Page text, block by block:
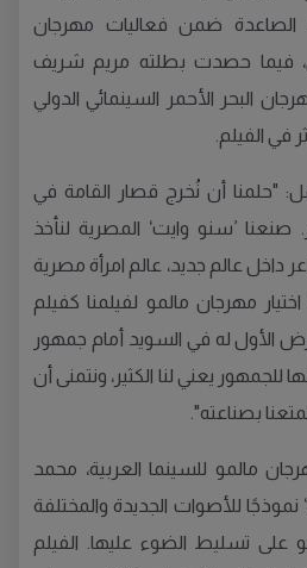
الصاعدة ضمن فعاليات مهرجان
فيما حصدت بطلته مريم شريف
البحر الأحمر السينمائي الدولي
"حلمنا أن نُخرج قصار القامة في
صنعنا ’سنو وايت‘ المصرية لنأخذ
عالم جديد، عالم امرأة مصرية
مهرجان مالمو لفيلمنا كفيلم
الأول له في السويد أمام جمهور
للجمهور يعني لنا الكثير، ونتمنى أن
بصناعته".
مالمو للسينما العربية، محمد
للأصوات الجديدة والمختلفة
على تسليط الضوء عليها. الفيلم